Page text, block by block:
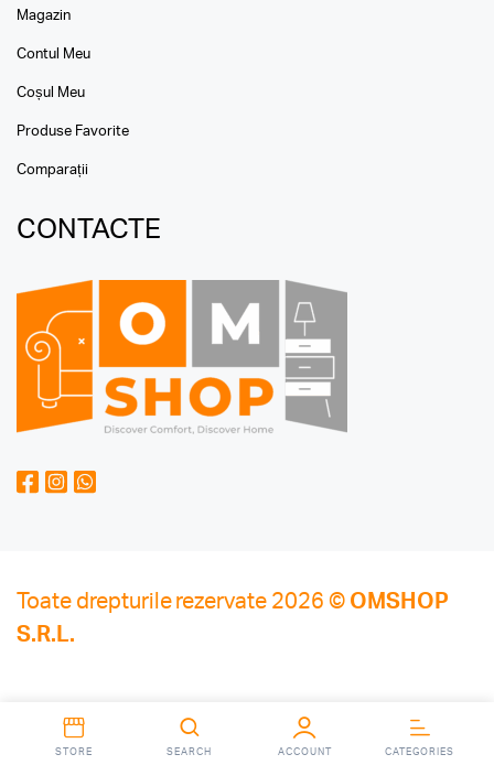
Magazin
Contul Meu
Coșul Meu
Produse Favorite
Comparații
CONTACTE
Toate drepturile rezervate 2026 © OMSHOP
S.R.L.
STORE SEARCH ACCOUNT CATEGORIES